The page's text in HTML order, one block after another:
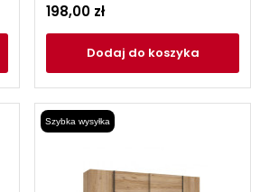
198,00 zł
Dodaj do koszyka
Szybka wysyłka